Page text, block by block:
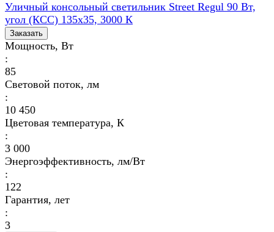
Уличный консольный светильник Street Regul 90 Вт,
угол (КСС) 135х35, 3000 К
Заказать
Мощность, Вт
:
85
Световой поток, лм
:
10 450
Цветовая температура, К
:
3 000
Энергоэффективность, лм/Вт
:
122
Гарантия, лет
:
3